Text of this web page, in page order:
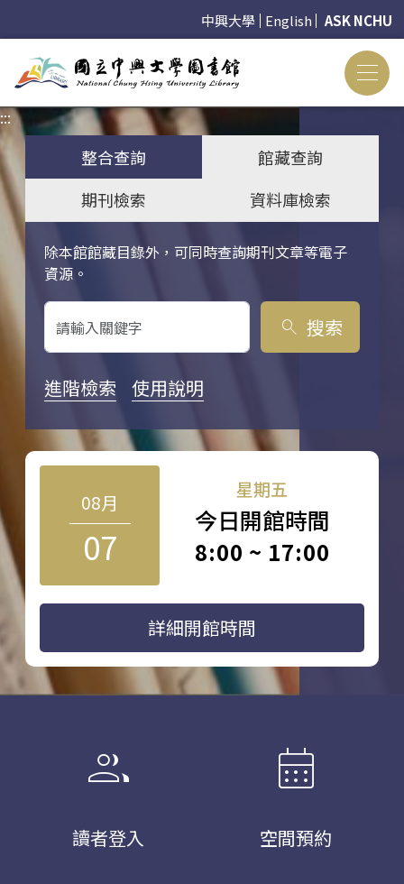
中興大學 English ASK NCHU
:::
整合查詢
館藏查詢
期刊檢索
資料庫檢索
除本館館藏目錄外，可同時查詢期刊文章等電子
資源。
關鍵字搜尋
search 搜索
進階檢索 使用說明
08月
07
星期五
今日開館時間
8:00 ~ 17:00
詳細開館時間
group
讀者登入
calendar_month
空間預約